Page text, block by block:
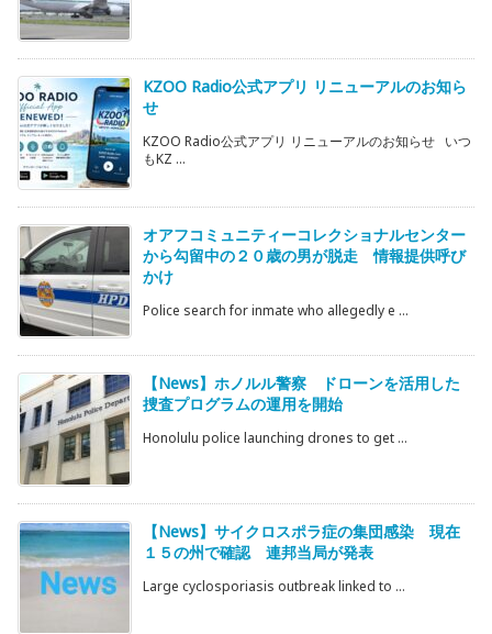
KZOO Radio公式アプリ リニューアルのお知ら
せ
KZOO Radio公式アプリ リニューアルのお知らせ いつ
もKZ ...
オアフコミュニティーコレクショナルセンター
から勾留中の２０歳の男が脱走 情報提供呼び
かけ
Police search for inmate who allegedly e ...
【News】ホノルル警察 ドローンを活用した
捜査プログラムの運用を開始
Honolulu police launching drones to get ...
【News】サイクロスポラ症の集団感染 現在
１５の州で確認 連邦当局が発表
Large cyclosporiasis outbreak linked to ...